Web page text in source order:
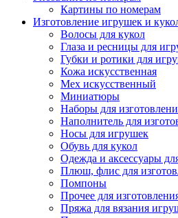
Картины по номерам
Изготовление игрушек и
Волосы для кукол
Глаза и ресницы для
Губки и ротики для
Кожа искусственная
Мех искусственный
Миниатюры
Наборы для
Наполнитель для
Носы для игрушек
Обувь для кукол
Одежда и аксессуары
Плюш, флис для
Помпоны
Прочее для
Пряжа для вязания